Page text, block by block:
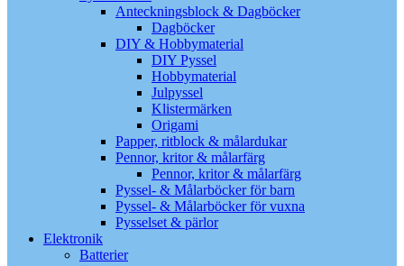
Anteckningsblock & Dagböcker
Dagböcker
DIY & Hobbymaterial
DIY Pyssel
Hobbymaterial
Julpyssel
Klistermärken
Origami
Papper, ritblock & målardukar
Pennor, kritor & målarfärg
Pennor, kritor & målarfärg
Pyssel- & Målarböcker för barn
Pyssel- & Målarböcker för vuxna
Pysselset & pärlor
Elektronik
Batterier